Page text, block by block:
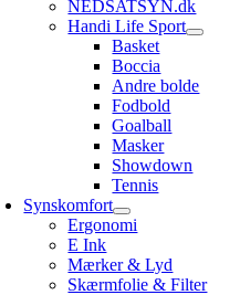
NEDSATSYN.dk
Handi Life Sport
Basket
Boccia
Andre bolde
Fodbold
Goalball
Masker
Showdown
Tennis
Synskomfort
Ergonomi
E Ink
Mærker & Lyd
Skærmfolie & Filter